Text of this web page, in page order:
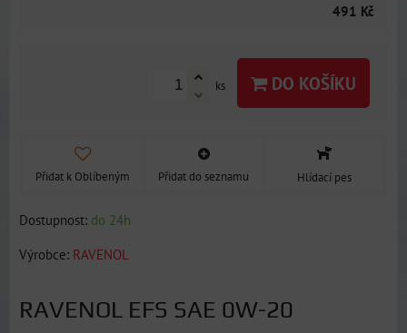
491 Kč
ks DO KOŠÍKU
Přidat k Oblíbeným Přidat do seznamu Hlídací pes
Dostupnost: do 24h
Výrobce: RAVENOL
RAVENOL EFS SAE 0W-20